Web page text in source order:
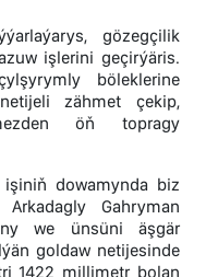
gözegçilik
işlerini geçirýäris.
böleklerine
zähmet çekip,
öň topragy
işiniň dowamynda biz
Gahryman
we ünsüni äşgär
goldaw netijesinde
1422 millimetr bolan